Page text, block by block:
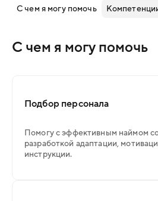
С чем я могу помочь
С чем я могу помочь
Подбор персонала
Помогу с эффективным наймом
разработкой адаптации,
инструкции.